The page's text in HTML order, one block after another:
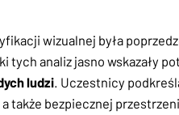
wizualnej była
tych analiz jasno wskazały
ludzi. Uczestnicy
także bezpiecznej